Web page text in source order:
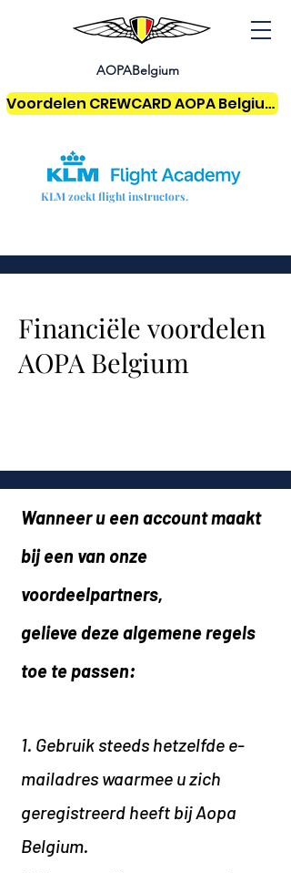
AOPABelgium
KLM zoekt flight instructors.
Voordelen CREWCARD AOPA Belgium
Financiële voordelen
AOPA Belgium
Wanneer u een account maakt
bij een van onze
voordeelpartners,
gelieve deze algemene regels
toe te passen:
1. Gebruik steeds hetzelfde e-
mailadres waarmee u zich
geregistreerd heeft bij Aopa
Belgium.